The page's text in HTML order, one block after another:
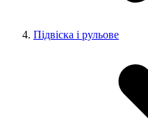
Підвіска і рульове